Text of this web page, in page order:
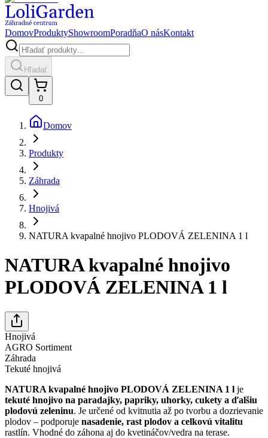
DomovProduktyShowroomPoradňaO násKontakt
Hľadať
0
Domov
Produkty
Záhrada
Hnojivá
NATURA kvapalné hnojivo PLODOVÁ ZELENINA 1 l
NATURA kvapalné hnojivo
PLODOVÁ ZELENINA 1 l
Hnojivá
AGRO Sortiment
Záhrada
Tekuté hnojivá
NATURA kvapalné hnojivo PLODOVÁ ZELENINA 1 l je
tekuté hnojivo na paradajky, papriky, uhorky, cukety a ďalšiu
plodovú zeleninu. Je určené od kvitnutia až po tvorbu a dozrievanie
plodov – podporuje nasadenie, rast plodov a celkovú vitalitu
rastlín. Vhodné do záhona aj do kvetináčov/vedra na terase.